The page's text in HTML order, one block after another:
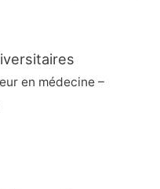
en médecine –